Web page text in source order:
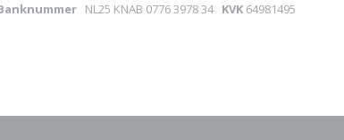
NL25 KNAB 0776 3978 34 KVK64981495